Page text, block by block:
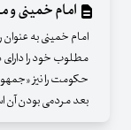
امام خمینی
امام خمینی به
مطلوب خود را دارای
حکومت را نیز
بعد مردمی بودن آن